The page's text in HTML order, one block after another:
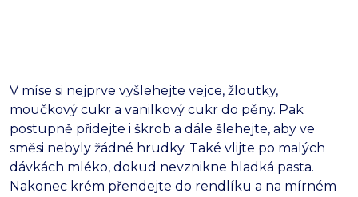
V míse si nejprve vyšlehejte vejce, žloutky,
moučkový cukr a vanilkový cukr do pěny. Pak
postupně přidejte i škrob a dále šlehejte, aby ve
směsi nebyly žádné hrudky. Také vlijte po malých
dávkách mléko, dokud nevznikne hladká pasta.
Nakonec krém přendejte do rendlíku a na mírném